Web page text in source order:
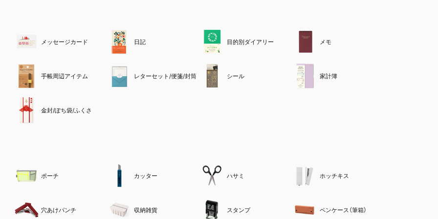
メッセージカード 日記 目的別ダイアリー メモ
手帳周辺アイテム レターセット/便箋/封筒 シール 家計簿
金封/ぽち袋/ふくさ
ポーチ カッター ハサミ ホッチキス
穴あけパンチ 収納雑貨 スタンプ ペンケース（筆箱）